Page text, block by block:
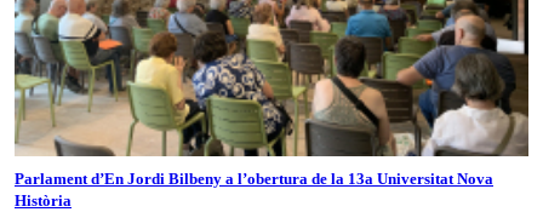
Parlament d’En Jordi Bilbeny a l’obertura de la 13a Universitat Nova
Història